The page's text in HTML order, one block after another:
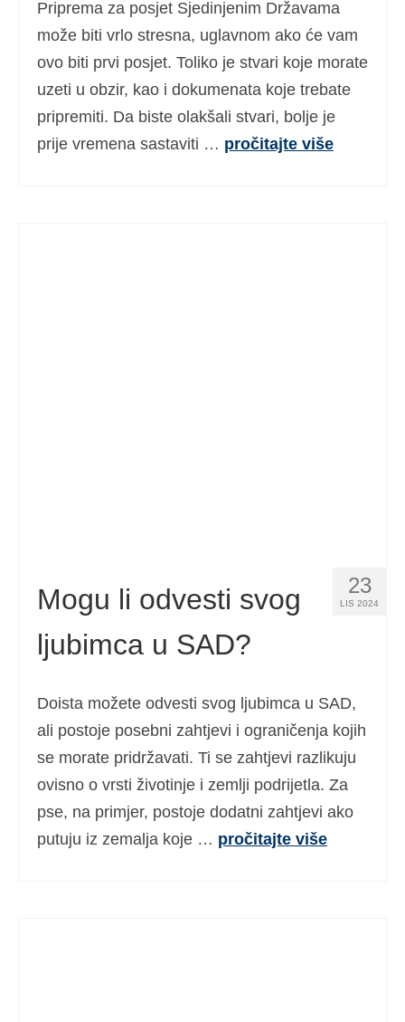
Priprema za posjet Sjedinjenim Državama
može biti vrlo stresna, uglavnom ako će vam
ovo biti prvi posjet. Toliko je stvari koje morate
uzeti u obzir, kao i dokumenata koje trebate
pripremiti. Da biste olakšali stvari, bolje je
prije vremena sastaviti … pročitajte više
23
LIS 2024
Mogu li odvesti svog
ljubimca u SAD?
Doista možete odvesti svog ljubimca u SAD,
ali postoje posebni zahtjevi i ograničenja kojih
se morate pridržavati. Ti se zahtjevi razlikuju
ovisno o vrsti životinje i zemlji podrijetla. Za
pse, na primjer, postoje dodatni zahtjevi ako
putuju iz zemalja koje … pročitajte više